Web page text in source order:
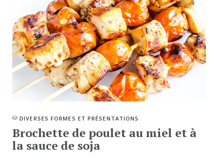
DIVERSES FORMES ET PRÉSENTATIONS
Brochette de poulet au miel et à
la sauce de soja